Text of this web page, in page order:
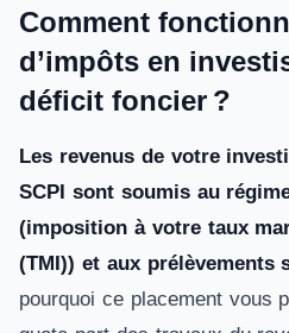
Comment
d’impôts en
déficit foncier ?
Les revenus de votre
SCPI sont soumis au
(imposition à votre taux
(TMI)) et aux prélèvements
pourquoi ce placement vous